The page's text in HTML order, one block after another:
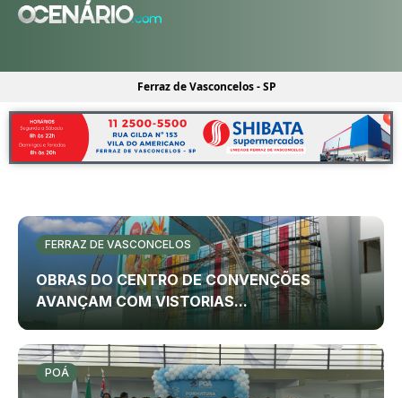
Ferraz de Vasconcelos - SP
FERRAZ DE VASCONCELOS
OBRAS DO CENTRO DE CONVENÇÕES
AVANÇAM COM VISTORIAS...
POÁ